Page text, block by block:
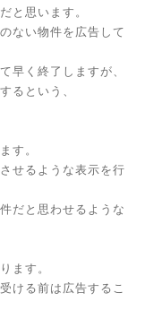
と思います。
ない物件を広告して
早く終了しますが、
るという、
す。
せるような表示を行
だと思わせるような
ます。
ける前は広告するこ